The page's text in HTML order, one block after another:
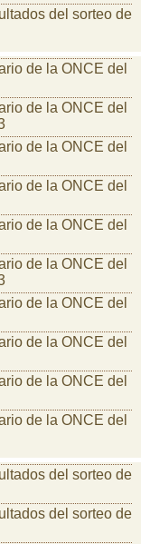
del sorteo de
de la ONCE del
de la ONCE del
de la ONCE del
de la ONCE del
de la ONCE del
de la ONCE del
de la ONCE del
de la ONCE del
de la ONCE del
de la ONCE del
del sorteo de
del sorteo de